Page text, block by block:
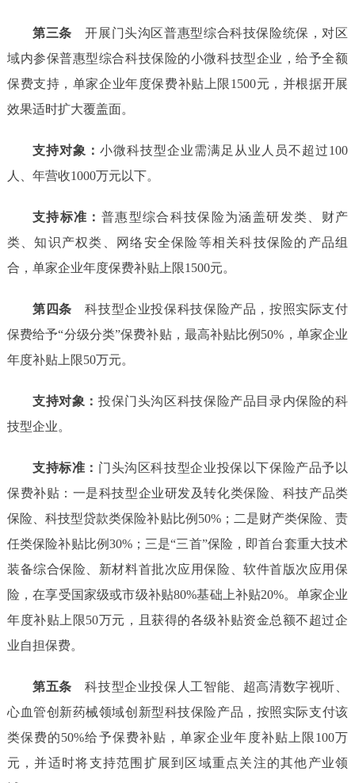
第三条
开展门头沟区普惠型综合科技保险统保，对区
域内参保普惠型综合科技保险的小微科技型企业，给予全额
保费支持， 单家企业年度保费补贴 上限1500元 ， 并根据开展
效果适时扩大覆盖面。
支持对象： 小微科技型企业需满足从 业人员不超过100
人、年营收1000万元以下。
支持标准： 普惠型综合科技保险为涵盖研发类、财产
类、知识产权类 、网络安全保险等相关科技保险的产品组
合，单家企业年度保费补贴上限1500元。
第四条 科技型企业投保科技保险产品 ，按照实际支付
保费给予“分级分类”保费补贴，最高补贴比例 50%，单家企业
年度补贴上限50万元。
支持对象：投保门头沟区科技保险产品目录内保险的科
技型企业。
支持标准： 门头沟区科技型企业投保以下保险产品予以
保费补贴：一是科技型企业研发及转化类保险 、科技产品类
保险 、科技型贷款类保险补贴比例 50%；二是财产类保险 、责
任类保险补贴比例30%；三是“三首”保险 ，即首台套重大技术
装备综合保险、新材料首批次应用保险、软件首版次应用保
险 ，在享受国家级或市级补贴80%基础上补贴20%。单家企业
年度补贴上限50万元，且获得的各级补贴资金总额不超过企
业自担保费。
第五条 科技型企业投保 人工智能、超高清数字视听、
心血管创新药械领域创新型科技保险产品 ，按照实际支付该
类保费的50%给予保费补贴，单家企业年度补贴上限100万
元 ，并适时将支持范围扩展到 区域重点关注的其他产业领